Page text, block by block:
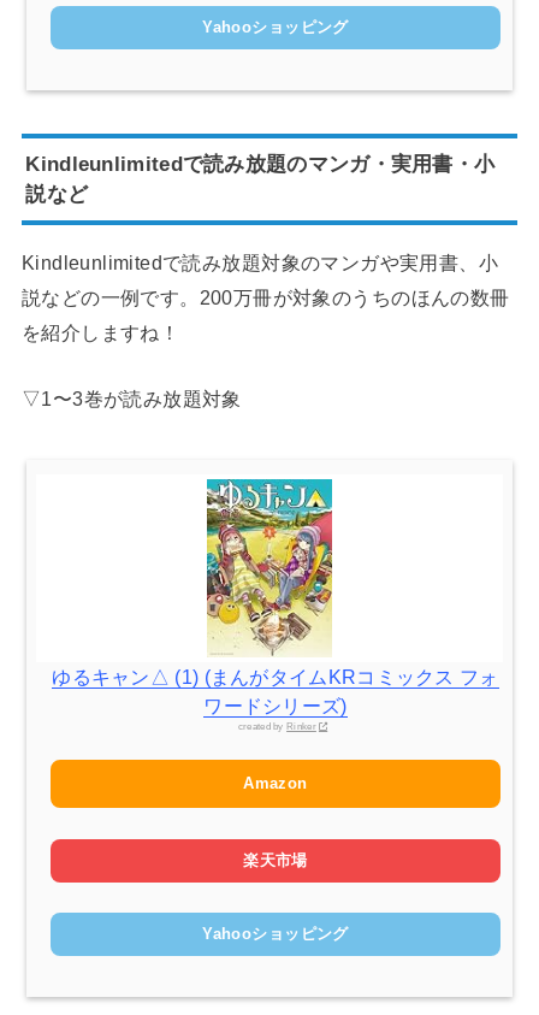
Yahooショッピング
Kindleunlimitedで読み放題のマンガ・実用書・小
説など
Kindleunlimitedで読み放題対象のマンガや実用書、小
説などの一例です。200万冊が対象のうちのほんの数冊
を紹介しますね！
▽1〜3巻が読み放題対象
ゆるキャン△ (1) (まんがタイムKRコミックス フォ
ワードシリーズ)
created byRinker
Amazon
楽天市場
Yahooショッピング